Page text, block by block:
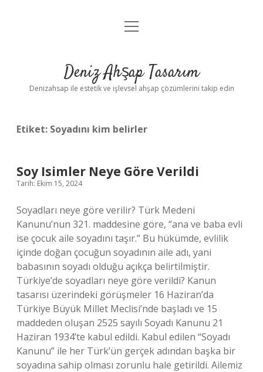
Anasayfa
Yasal Uyarı
menüyü
Deniz Ahşap Tasarım
Denizahsap ile estetik ve işlevsel ahşap çözümlerini takip edin
Etiket: Soyadını kim belirler
Soy Isimler Neye Göre Verildi
Tarih: Ekim 15, 2024
Soyadları neye göre verilir? Türk Medeni
Kanunu’nun 321. maddesine göre, “ana ve baba evli
ise çocuk aile soyadını taşır.” Bu hükümde, evlilik
içinde doğan çocuğun soyadının aile adı, yani
babasının soyadı olduğu açıkça belirtilmiştir.
Türkiye’de soyadları neye göre verildi? Kanun
tasarısı üzerindeki görüşmeler 16 Haziran’da
Türkiye Büyük Millet Meclisi’nde başladı ve 15
maddeden oluşan 2525 sayılı Soyadı Kanunu 21
Haziran 1934’te kabul edildi. Kabul edilen “Soyadı
Kanunu” ile her Türk’ün gerçek adından başka bir
soyadına sahip olması zorunlu hale getirildi. Ailemiz